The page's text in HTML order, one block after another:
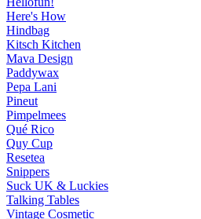
Here's How
Hindbag
Kitsch Kitchen
Mava Design
Paddywax
Pepa Lani
Pineut
Pimpelmees
Qué Rico
Quy Cup
Resetea
Snippers
Suck UK & Luckies
Talking Tables
Vintage Cosmetic